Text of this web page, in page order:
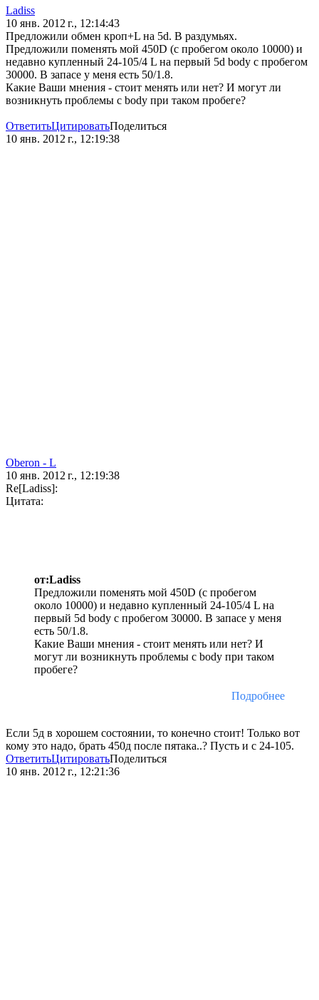
Ladiss
10 янв. 2012 г., 12:14:43
Предложили обмен кроп+L на 5d. В раздумьях.
Предложили поменять мой 450D (с пробегом около 10000) и
недавно купленный 24-105/4 L на первый 5d body с пробегом
30000. В запасе у меня есть 50/1.8.
Какие Ваши мнения - стоит менять или нет? И могут ли
возникнуть проблемы с body при таком пробеге?
ОтветитьЦитироватьПоделиться
10 янв. 2012 г., 12:19:38
Oberon - L
10 янв. 2012 г., 12:19:38
Re[Ladiss]:
Цитата:
от:Ladiss
Предложили поменять мой 450D (с пробегом
около 10000) и недавно купленный 24-105/4 L на
первый 5d body с пробегом 30000. В запасе у меня
есть 50/1.8.
Какие Ваши мнения - стоит менять или нет? И
могут ли возникнуть проблемы с body при таком
пробеге?
Подробнее
Если 5д в хорошем состоянии, то конечно стоит! Только вот
кому это надо, брать 450д после пятака..? Пусть и с 24-105.
ОтветитьЦитироватьПоделиться
10 янв. 2012 г., 12:21:36